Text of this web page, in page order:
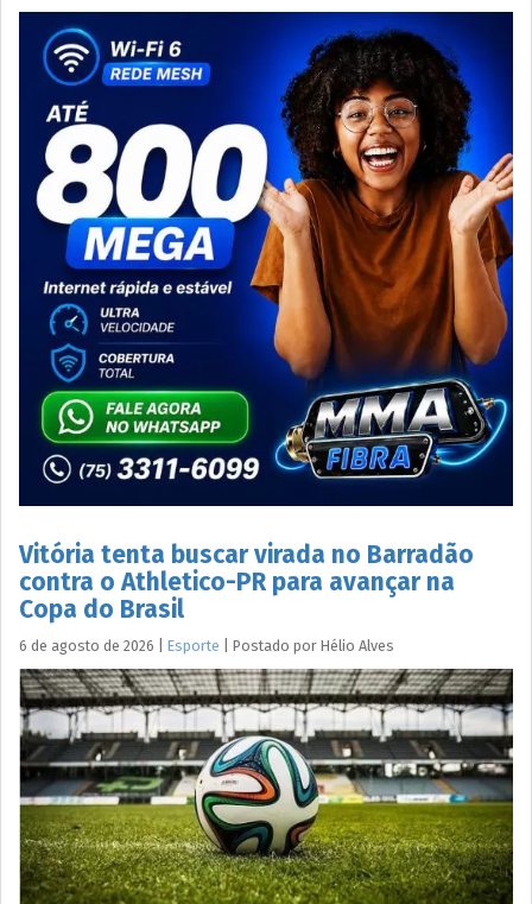
Vitória tenta buscar virada no Barradão
contra o Athletico-PR para avançar na
Copa do Brasil
6 de agosto de 2026 Esporte Postado por Hélio Alves